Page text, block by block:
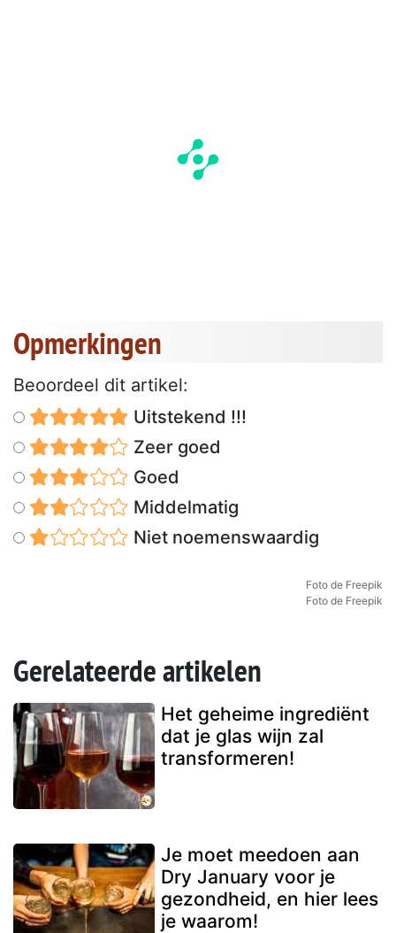
Opmerkingen
Beoordeel dit artikel:
Uitstekend !!!
Zeer goed
Goed
Middelmatig
Niet noemenswaardig
Foto de Freepik
Foto de Freepik
Gerelateerde artikelen
Het geheime ingrediënt
dat je glas wijn zal
transformeren!
Je moet meedoen aan
Dry January voor je
gezondheid, en hier lees
je waarom!